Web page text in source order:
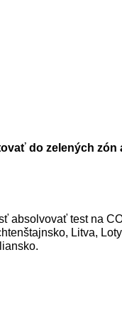
do zelených
test na
Litva,